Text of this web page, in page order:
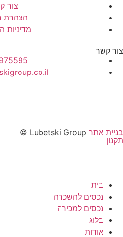
צור
הצהרת
מדיניות
קשר
אתרLubetski Group ©
בית
נכסים להשכרה
נכסים למכירה
בלוג
אודות